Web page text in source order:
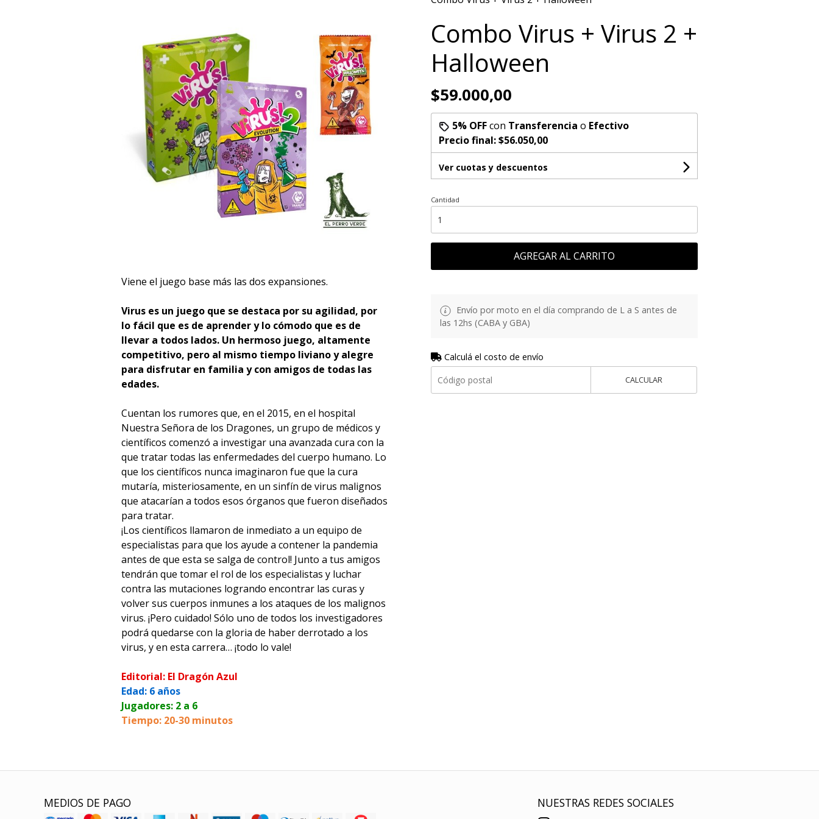
Viene el juego base más las dos expansiones.
Virus es un juego que se destaca por su agilidad, por
lo fácil que es de aprender y lo cómodo que es de
llevar a todos lados. Un hermoso juego, altamente
competitivo, pero al mismo tiempo liviano y alegre
para disfrutar en familia y con amigos de todas las
edades.
Cuentan los rumores que, en el 2015, en el hospital
Nuestra Señora de los Dragones, un grupo de médicos y
científicos comenzó a investigar una avanzada cura con la
que tratar todas las enfermedades del cuerpo humano. Lo
que los científicos nunca imaginaron fue que la cura
mutaría, misteriosamente, en un sinfín de virus malignos
que atacarían a todos esos órganos que fueron diseñados
para tratar.
¡Los científicos llamaron de inmediato a un equipo de
especialistas para que los ayude a contener la pandemia
antes de que esta se salga de control! Junto a tus amigos
tendrán que tomar el rol de los especialistas y luchar
contra las mutaciones logrando encontrar las curas y
volver sus cuerpos inmunes a los ataques de los malignos
virus. ¡Pero cuidado! Sólo uno de todos los investigadores
podrá quedarse con la gloria de haber derrotado a los
virus, y en esta carrera… ¡todo lo vale!
Editorial: El Dragón Azul
Edad: 6 años
Jugadores: 2 a 6
Tiempo: 20-30 minutos
Combo Virus + Virus 2 +
Halloween
$59.000,00
5% OFFcon Transferencia o Efectivo
Precio final:$56.050,00
Ver cuotas y descuentos
Cantidad
AGREGAR AL CARRITO
Envío por moto en el día comprando de L a S antes de
las 12hs (CABA y GBA)
Calculá el costo de envío
CALCULAR
MEDIOS DE PAGO NUESTRAS REDES SOCIALES